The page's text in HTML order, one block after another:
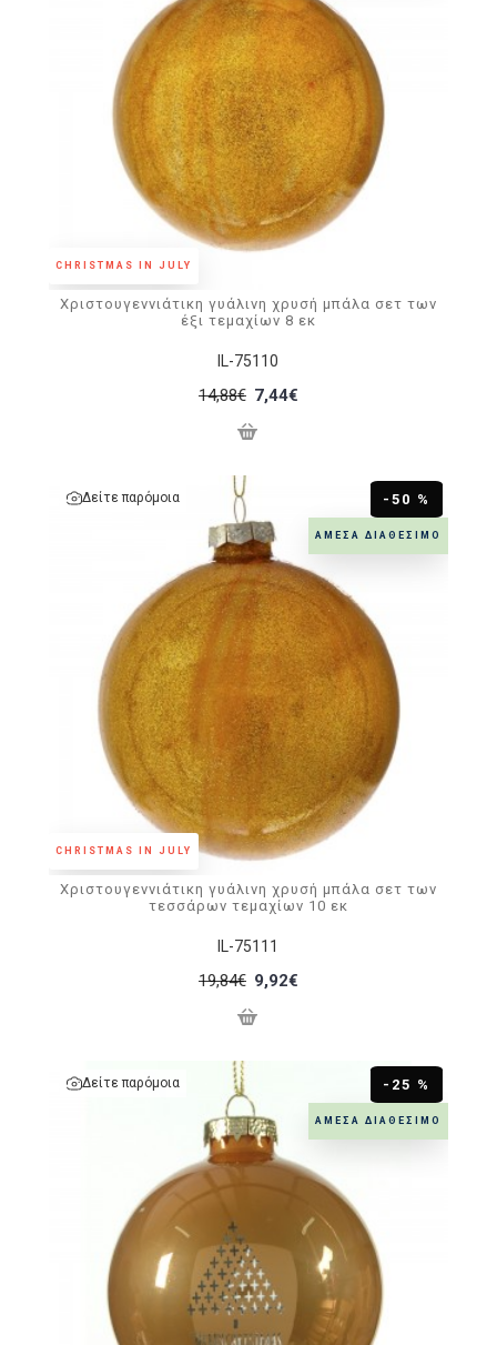
CHRISTMAS IN JULY
IL-75110
Χριστουγεννιάτικη γυάλινη χρυσή μπάλα σετ των
έξι τεμαχίων 8 εκ
14,88€ 7,44€
ΆΜΕΣΑ ΔΙΑΘΈΣΙΜΟ
CHRISTMAS IN JULY
-50 %
Δείτε παρόμοια
IL-75111
Χριστουγεννιάτικη γυάλινη χρυσή μπάλα σετ των
τεσσάρων τεμαχίων 10 εκ
19,84€ 9,92€
ΆΜΕΣΑ ΔΙΑΘΈΣΙΜΟ
-25 %
Δείτε παρόμοια